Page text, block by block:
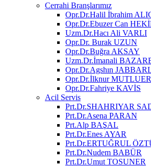
Cerrahi Branşlarımız
Opr.Dr.Halil İbrahim
Opr.Dr.Ebuzer Can
Uzm.Dr.Hacı Ali VARLI
Opr.Dr. Burak UZUN
Opr.Dr.Buğra AKSAY
Uzm.Dr.İmanali
Opr.Dr.Agshın
Opr.Dr.İlknur
Opr.Dr.Fahriye KAVİS
Acil Servis
Prt.Dr.SHAHRIYAR
Prt.Dr.Asena PARAN
Prt.Alp BAŞAL
Prt.Dr.Enes AYAR
Prt.Dr.ERTUĞRUL
Prt.Dr.Nudem BABÜR
Prt.Dr.Umut TOSUNER